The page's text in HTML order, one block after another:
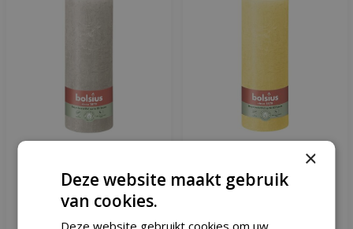
Bolsius kaars rustiek 7x19
cm sandy grey
Bolsius kaars rustiek 7x19
cm sunny yellow
×
Deze website maakt gebruik
van cookies.
Deze website gebruikt cookies om uw